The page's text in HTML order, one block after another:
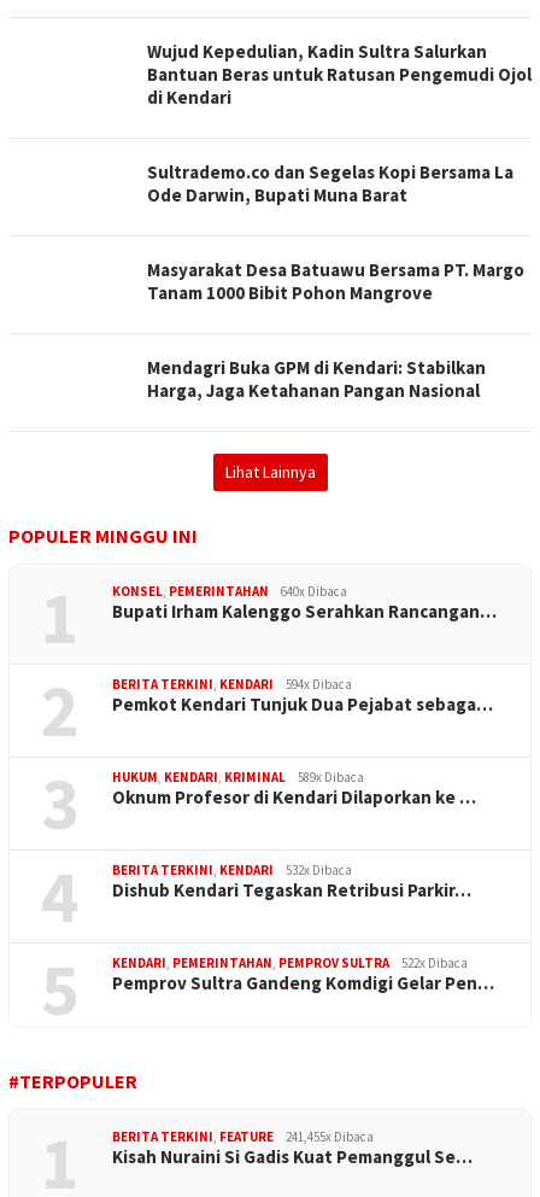
Wujud Kepedulian, Kadin Sultra Salurkan
Bantuan Beras untuk Ratusan Pengemudi Ojol
di Kendari
Sultrademo.co dan Segelas Kopi Bersama La
Ode Darwin, Bupati Muna Barat
Masyarakat Desa Batuawu Bersama PT. Margo
Tanam 1000 Bibit Pohon Mangrove
Mendagri Buka GPM di Kendari: Stabilkan
Harga, Jaga Ketahanan Pangan Nasional
Lihat Lainnya
POPULER MINGGU INI
1 KONSEL, PEMERINTAHAN 640x Dibaca
Bupati Irham Kalenggo Serahkan Rancangan…
2 BERITA TERKINI, KENDARI 594x Dibaca
Pemkot Kendari Tunjuk Dua Pejabat sebaga…
3 HUKUM, KENDARI, KRIMINAL 589x Dibaca
Oknum Profesor di Kendari Dilaporkan ke …
4 BERITA TERKINI, KENDARI 532x Dibaca
Dishub Kendari Tegaskan Retribusi Parkir…
5 KENDARI, PEMERINTAHAN, PEMPROV SULTRA 522x Dibaca
Pemprov Sultra Gandeng Komdigi Gelar Pen…
#TERPOPULER
1 BERITA TERKINI, FEATURE 241,455x Dibaca
Kisah Nuraini Si Gadis Kuat Pemanggul Se…